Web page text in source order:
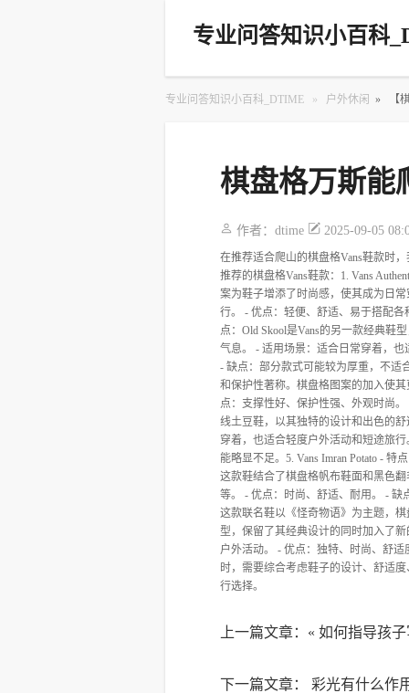
专业问答知识小百科
专业问答知识小百科_DTIME » 户外休闲 » 【
棋盘格万斯能
作者：dtime 2025-09-05
在推荐适合爬山的棋盘格Vans鞋款时
推荐的棋盘格Vans鞋款：1. Vans
案为鞋子增添了时尚感，使其成为日
行。 - 优点：轻便、舒适、易于搭配各
点：Old Skool是Vans的另一款经典鞋
气息。 - 适用场景：适合日常穿着，
- 缺点：部分款式可能较为厚重，不适
和保护性著称。棋盘格图案的加入使
点：支撑性好、保护性强、外观时尚
线土豆鞋，以其独特的设计和出色的
穿着，也适合轻度户外活动和短途旅
能略显不足。5. Vans Imran Potato -
这款鞋结合了棋盘格帆布鞋面和黑色
等。 - 优点：时尚、舒适、耐用。 - 缺
这款联名鞋以《怪奇物语》为主题，
型，保留了其经典设计的同时加入了
户外活动。 - 优点：独特、时尚、舒
时，需要综合考虑鞋子的设计、舒适
行选择。
上一篇文章：«如何指导孩
下一篇文章： 彩光有什么作